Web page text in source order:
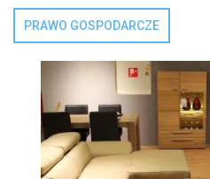
PRAWO GOSPODARCZE